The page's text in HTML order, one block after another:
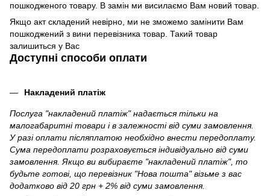
пошкодженого товару. В замін ми висилаємо Вам новий товар.
Якщо акт складений невірно, ми не зможемо замінити Вам
пошкоджений з вини перевізника товар. Такий товар
залишиться у Вас
Доступні способи оплати
Накладений платіж
Послуга "накладений платіж" надається тільки на
малогабаритні товари і в залежності від суми замовлення.
У разі оплати післяплатою необхідно внести передоплату.
Сума передоплати розраховується індивідуально від суми
замовлення. Якщо ви вибираєте "накладений платіж", то
будьте готові, що перевізник "Нова пошта" візьме з вас
додатково від 20 грн + 2% від суми замовлення.